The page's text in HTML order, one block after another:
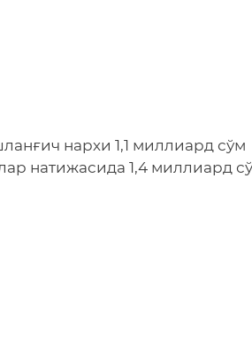
нархи 1,1 миллиард сўм
натижасида 1,4 миллиард